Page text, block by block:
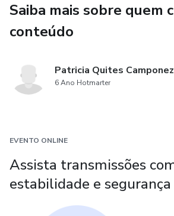
Saiba mais sobre quem
conteúdo
Patricia Quites Camponez
6 Ano Hotmarter
EVENTO ONLINE
Assista transmissões
estabilidade e segurança